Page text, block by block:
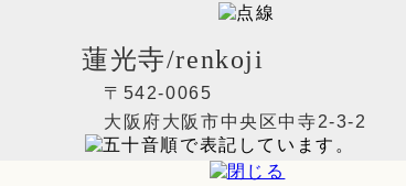
蓮光寺/renkoji
〒542-0065
大阪府大阪市中央区中寺2-3-2